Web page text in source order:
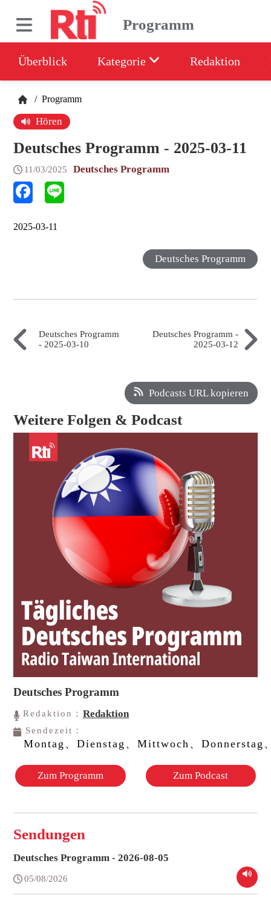
Programm
Überblick Kategorie Redaktion
/ Programm
Hören
Deutsches Programm - 2025-03-11
11/03/2025 Deutsches Programm
2025-03-11
Deutsches Programm
Deutsches Programm
- 2025-03-10
Deutsches Programm -
2025-03-12
Podcasts URL kopieren
Weitere Folgen & Podcast
Deutsches Programm
Redaktion：Redaktion
Sendezeit：
Montag、Dienstag、Mittwoch、Donnerstag
Zum Programm Zum Podcast
Sendungen
Deutsches Programm - 2026-08-05
05/08/2026